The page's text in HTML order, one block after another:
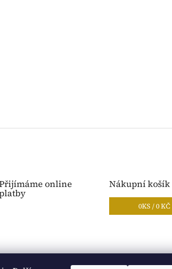
online Nákupní košík
0KS /0 KČ